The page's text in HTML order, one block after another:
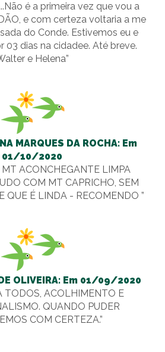
é a primeira vez que vou a
e com certeza voltaria a me
do Conde. Estivemos eu e
03 dias na cidadee. Até breve.
e Helena”
MARQUES DA ROCHA: Em
01/10/2020
MT ACONCHEGANTE LIMPA
COM MT CAPRICHO, SEM
QUE É LINDA - RECOMENDO ”
OLIVEIRA: Em 01/09/2020
TODOS, ACOLHIMENTO E
QUANDO PUDER
COM CERTEZA.”